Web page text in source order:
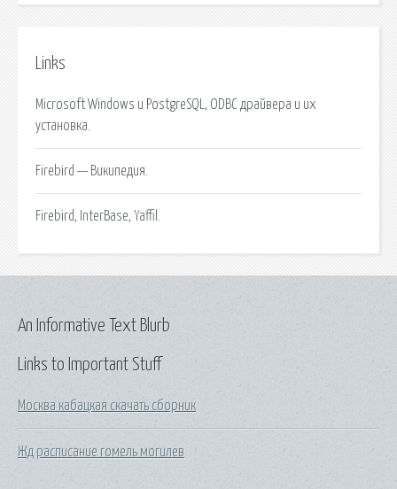
Links
Microsoft Windows и PostgreSQL, ODBC драйвера и их
установка.
Firebird — Википедия.
Firebird, InterBase, Yaffil.
Links to Important Stuff
Москва кабацкая скачать сборник
Жд расписание гомель могилев
An Informative Text Blurb